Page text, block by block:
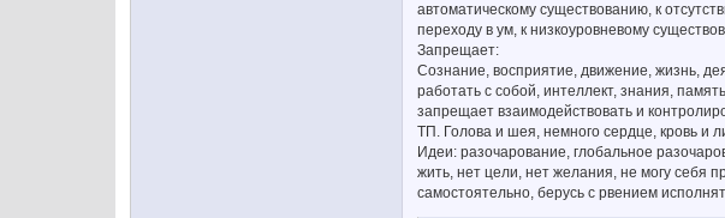
автоматическому существованию, к
переходу в ум, к низкоуровневому
Запрещает:
Сознание, восприятие, движение, жизнь,
работать с собой, интеллект, знания,
запрещает взаимодействовать и
ТП. Голова и шея, немного сердце, кровь и
Идеи: разочарование, глобальное
жить, нет цели, нет желания, не могу себя
самостоятельно, берусь с рвением